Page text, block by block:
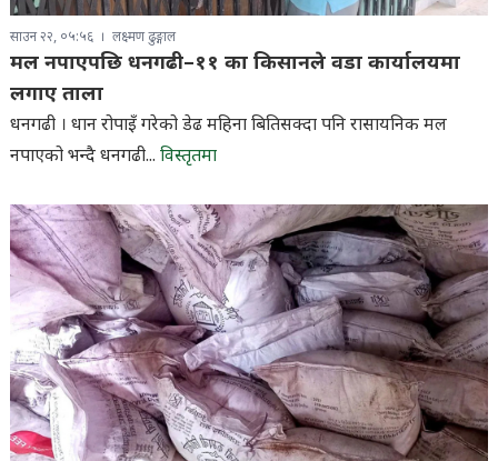
साउन २२, ०५:५६ लक्ष्मण ढुङ्गाल
मल नपाएपछि धनगढी–११ का किसानले वडा कार्यालयमा
लगाए ताला
धनगढी । धान रोपाइँ गरेको डेढ महिना बितिसक्दा पनि रासायनिक मल
नपाएको भन्दै धनगढी... विस्तृतमा